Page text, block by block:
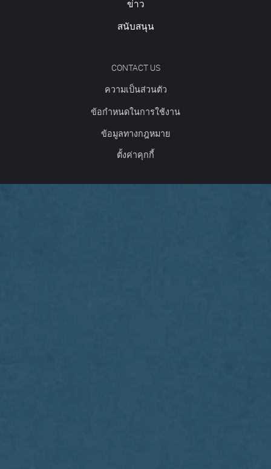
ข่าว
สนับสนุน
CONTACT US
ความเป็นส่วนตัว
ข้อกำหนดในการใช้งาน
ข้อมูลทางกฎหมาย
ตั้งค่าคุกกี้